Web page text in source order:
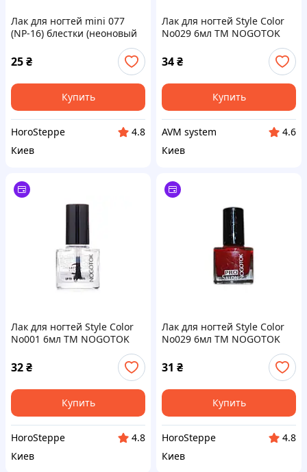
Лак для ногтей mini 077
(NP-16) блестки (неоновый
INTENS
25₴
Купить
HoroSteppe
4.8
Киев
Лак для ногтей Style Color
No029 6мл ТМ NOGOTOK
34₴
Купить
AVM system
4.6
Киев
Лак для ногтей Style Color
No001 6мл ТМ NOGOTOK
32₴
Купить
HoroSteppe
4.8
Киев
Лак для ногтей Style Color
No029 6мл ТМ NOGOTOK
31 ₴
Купить
HoroSteppe
4.8
Киев